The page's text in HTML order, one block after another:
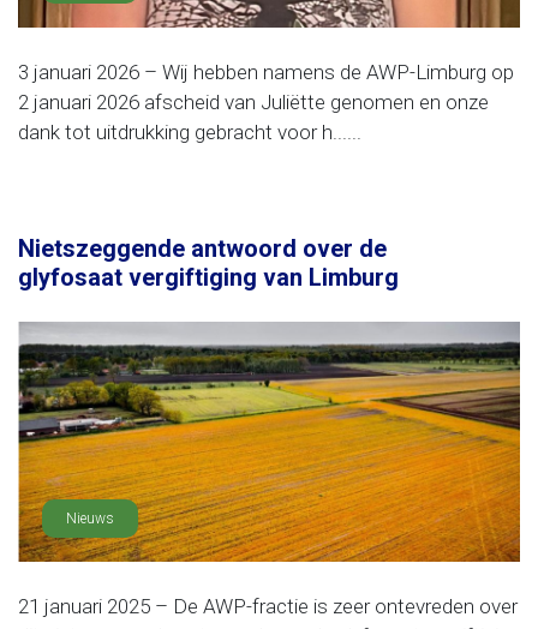
3 januari 2026 – Wij hebben namens de AWP-Limburg op
2 januari 2026 afscheid van Juliëtte genomen en onze
dank tot uitdrukking gebracht voor h......
Nietszeggende antwoord over de
glyfosaat vergiftiging van Limburg
Nieuws
21 januari 2025 – De AWP-fractie is zeer ontevreden over